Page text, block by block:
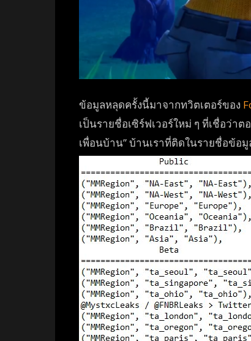
ข้อมูลหลุดครั้งนี้มาจากทวิตเตอร์ของ
เป็นรายชื่อเซิร์ฟเวอร์ใหม่ ๆ ที่เชื่อว่า
เพื่อนบ้าน” บ้านเราที่ติดในรายชื่อข้อ